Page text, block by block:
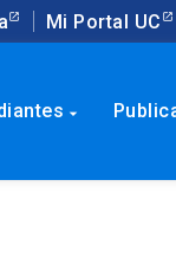
Mi Portal UC
arrow_drop_down